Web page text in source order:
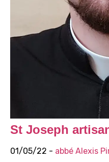
St Joseph
01/05/22 - abbé Alexis